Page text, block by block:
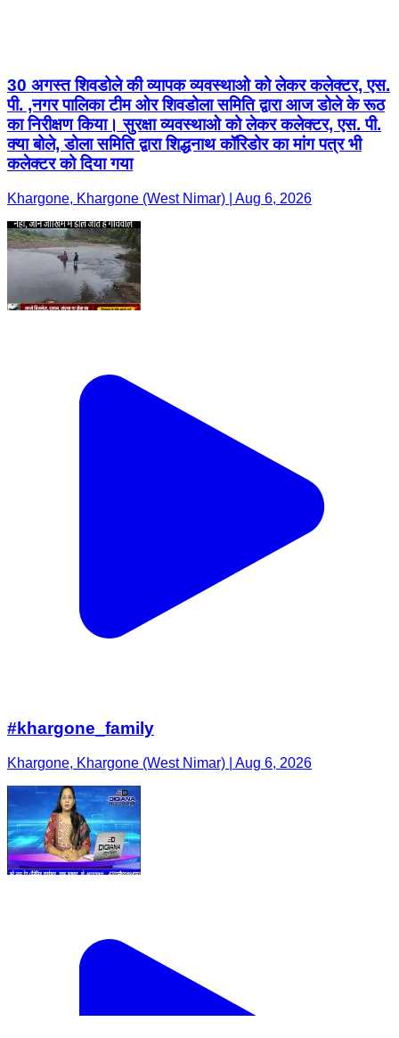
30 अगस्त शिवडोले की व्यापक व्यवस्थाओ को लेकर कलेक्टर, एस.
पी. ,नगर पालिका टीम ओर शिवडोला समिति द्वारा आज डोले के रूठ
का निरीक्षण किया। सुरक्षा व्यवस्थाओ को लेकर कलेक्टर, एस. पी.
क्या बोले, डोला समिति द्वारा शिद्धनाथ कॉरिडोर का मांग पत्र भी
कलेक्टर को दिया गया
Khargone, Khargone (West Nimar) | Aug 6, 2026
#khargone_family
Khargone, Khargone (West Nimar) | Aug 6, 2026